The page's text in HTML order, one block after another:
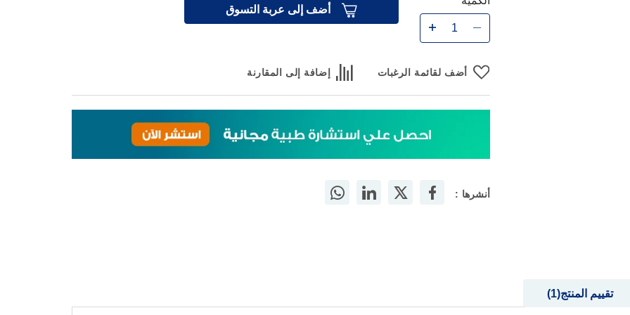
أضف إلى عربة التسوق
أضف لقائمة الرغبات إضافة إلى المقارنة
أنشرها :
تقييم المنتج 1